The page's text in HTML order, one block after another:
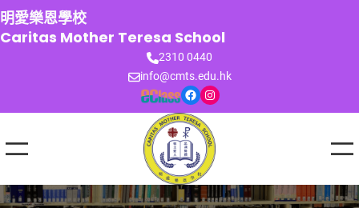
跳
至
主
明愛樂恩學校
Caritas Mother Teresa School
2310 0440
info@cmts.edu.hk
Facebook Instagram